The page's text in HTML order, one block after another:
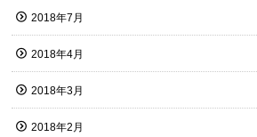
2018年7月
2018年4月
2018年3月
2018年2月